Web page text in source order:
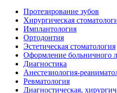
Протезирование зубов
Хирургическая
Имплантология
Ортодонтия
Эстетическая стоматология
Оформление больничного
Диагностика
Анестезиология-
Ревматология
Диагностическая,